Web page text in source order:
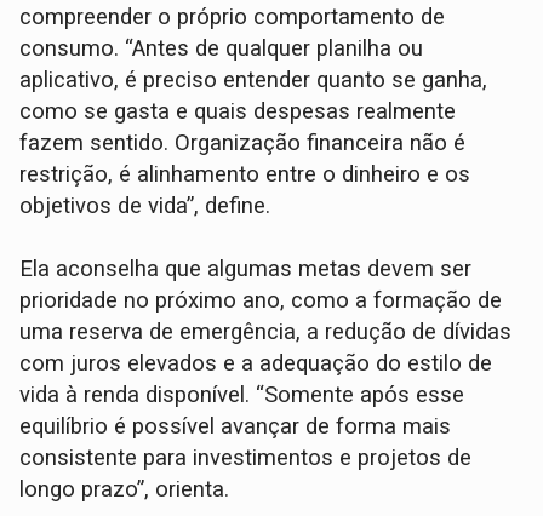
compreender o próprio comportamento de
consumo. “Antes de qualquer planilha ou
aplicativo, é preciso entender quanto se ganha,
como se gasta e quais despesas realmente
fazem sentido. Organização financeira não é
restrição, é alinhamento entre o dinheiro e os
objetivos de vida”, define.
Ela aconselha que algumas metas devem ser
prioridade no próximo ano, como a formação de
uma reserva de emergência, a redução de dívidas
com juros elevados e a adequação do estilo de
vida à renda disponível. “Somente após esse
equilíbrio é possível avançar de forma mais
consistente para investimentos e projetos de
longo prazo”, orienta.